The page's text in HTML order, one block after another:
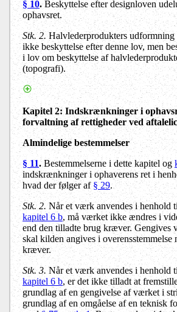
§ 10.Beskyttelse efter designloven
ophavsret.
Stk. 2. Halvlederprodukters
ikke beskyttelse efter denne lov, men
i lov om beskyttelse af
(topografi).
Kapitel 2: Indskrænkninger i
forvaltning af rettigheder ved
Almindelige bestemmelser
§ 11. Bestemmelserne i dette kapitel og
indskrænkninger i ophaverens ret i
hvad der følger af § 29.
Stk. 2. Når et værk anvendes i henhold
kapitel 6 b, må værket ikke ændres i
end den tilladte brug kræver. Gengives
skal kilden angives i overensstemmelse
kræver.
Stk. 3. Når et værk anvendes i henhold
kapitel 6 b, er det ikke tilladt at
grundlag af en gengivelse af værket i
grundlag af en omgåelse af en teknisk